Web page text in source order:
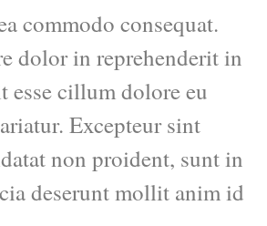
commodo consequat.
dolor in reprehenderit in
esse cillum dolore eu
Excepteur sint
non proident, sunt in
deserunt mollit anim id